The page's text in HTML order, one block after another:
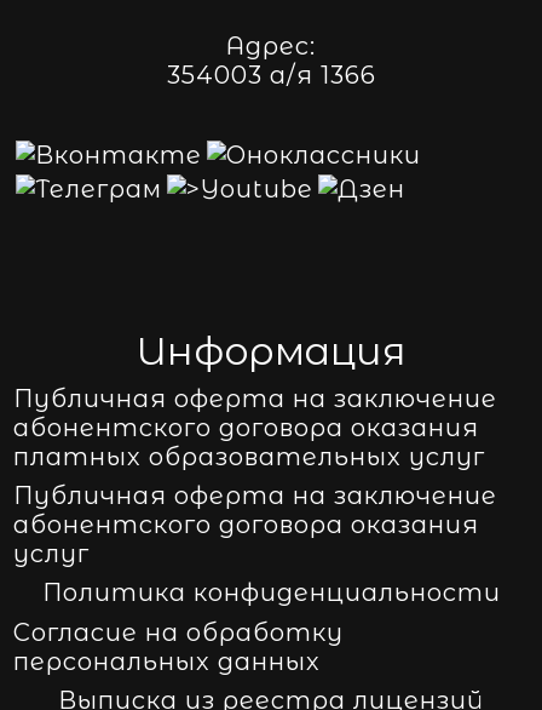
Адрес:
354003 а/я 1366
Информация
Публичная оферта на заключение
абонентского договора оказания
платных образовательных услуг
Публичная оферта на заключение
абонентского договора оказания
услуг
Политика конфиденциальности
Согласие на обработку
персональных данных
Выписка из реестра лицензий